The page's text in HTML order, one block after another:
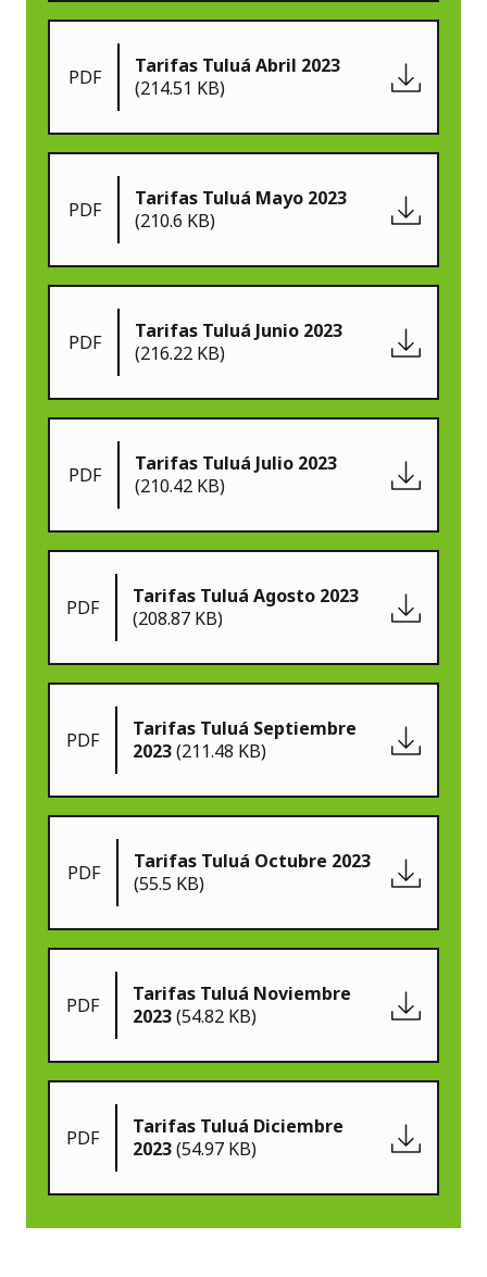
PDF
Tarifas Tuluá Abril 2023
(214.51 KB)
PDF
Tarifas Tuluá Mayo 2023
(210.6 KB)
PDF
Tarifas Tuluá Junio 2023
(216.22 KB)
PDF
Tarifas Tuluá Julio 2023
(210.42 KB)
PDF
Tarifas Tuluá Agosto 2023
(208.87 KB)
PDF
Tarifas Tuluá Septiembre
2023(211.48 KB)
PDF
Tarifas Tuluá Octubre 2023
(55.5 KB)
PDF
Tarifas Tuluá Noviembre
2023(54.82 KB)
PDF
Tarifas Tuluá Diciembre
2023(54.97 KB)